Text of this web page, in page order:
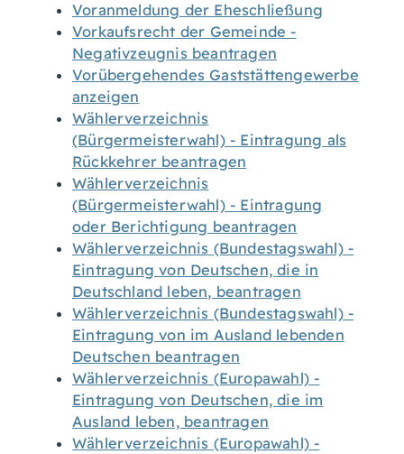
Voranmeldung der Eheschließung
Vorkaufsrecht der Gemeinde -
Negativzeugnis beantragen
Vorübergehendes Gaststättengewerbe
anzeigen
Wählerverzeichnis
(Bürgermeisterwahl) - Eintragung als
Rückkehrer beantragen
Wählerverzeichnis
(Bürgermeisterwahl) - Eintragung
oder Berichtigung beantragen
Wählerverzeichnis (Bundestagswahl) -
Eintragung von Deutschen, die in
Deutschland leben, beantragen
Wählerverzeichnis (Bundestagswahl) -
Eintragung von im Ausland lebenden
Deutschen beantragen
Wählerverzeichnis (Europawahl) -
Eintragung von Deutschen, die im
Ausland leben, beantragen
Wählerverzeichnis (Europawahl) -